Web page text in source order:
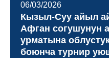
06/03/2026
Кызыл-Суу айыл
Афган согушунун
урматына
боюнча турнир